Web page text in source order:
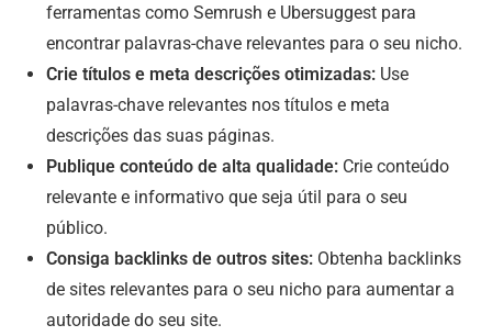
ferramentas como Semrush e Ubersuggest para
encontrar palavras-chave relevantes para o seu nicho.
Crie títulos e meta descrições otimizadas: Use
palavras-chave relevantes nos títulos e meta
descrições das suas páginas.
Publique conteúdo de alta qualidade: Crie conteúdo
relevante e informativo que seja útil para o seu
público.
Consiga backlinks de outros sites: Obtenha backlinks
de sites relevantes para o seu nicho para aumentar a
autoridade do seu site.